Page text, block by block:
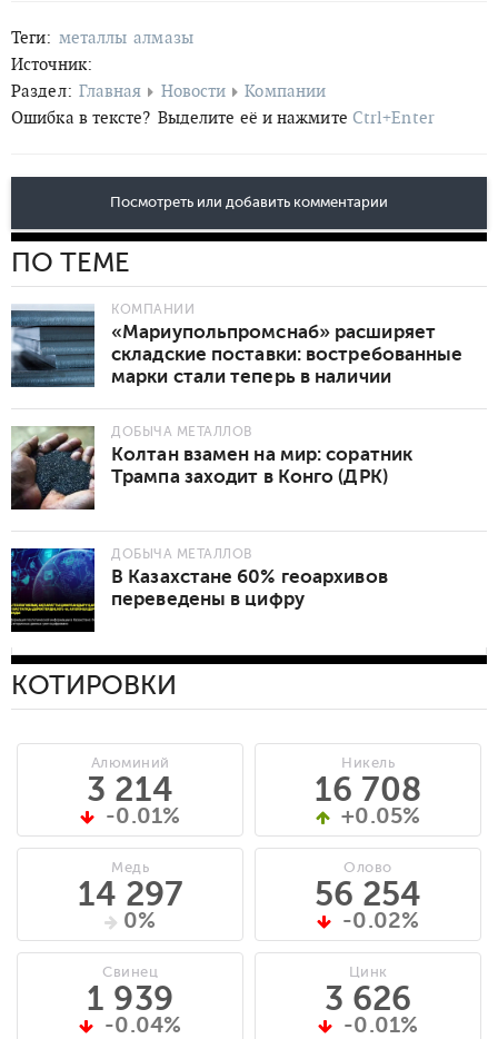
Теги: металлы алмазы
Источник:
Раздел: Главная Новости
Компании
Ошибка в тексте? Выделите её и нажмите Ctrl+Enter
Посмотреть или добавить комментарии
ПО ТЕМЕ
КОМПАНИИ
«Мариупольпромснаб» расширяет
складские поставки: востребованные
марки стали теперь в наличии
ДОБЫЧА МЕТАЛЛОВ
Колтан взамен на мир: соратник
Трампа заходит в Конго (ДРК)
ДОБЫЧА МЕТАЛЛОВ
В Казахстане 60% геоархивов
переведены в цифру
КОТИРОВКИ
Алюминий
3 214
-0.01%
Медь
14 297
0%
Свинец
1 939
-0.04%
Никель
16 708
+0.05%
Олово
56 254
-0.02%
Цинк
3 626
-0.01%